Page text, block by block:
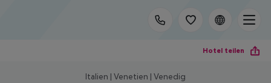
Hotel teilen
Italien | Venetien | Venedig